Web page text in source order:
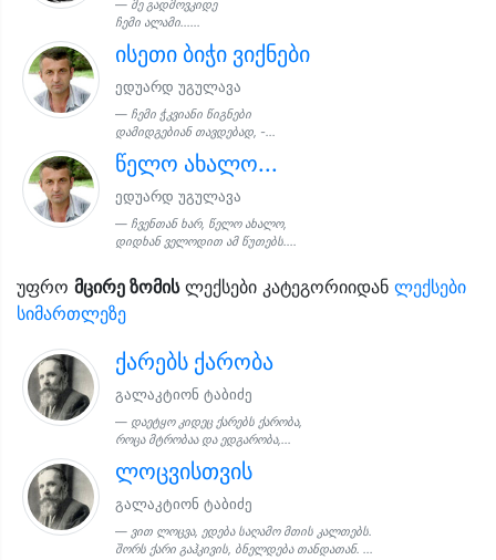
მე გადმოვკიდე
ჩემი ალამი......
ისეთი ბიჭი ვიქნები
ედუარდ უგულავა
ჩემი ჭკვიანი წიგნები
დამიდგებიან თავდებად, -...
წელო ახალო...
ედუარდ უგულავა
ჩვენთან ხარ, წელო ახალო,
დიდხან ველოდით ამ წუთებს....
უფრო მცირე ზომისლექსები კატეგორიიდან ლექსები
სიმართლეზე
ქარებს ქარობა
გალაკტიონ ტაბიძე
დაეტყო კიდეც ქარებს ქარობა,
როცა მტრობაა და ედგარობა,...
ლოცვისთვის
გალაკტიონ ტაბიძე
ვით ლოცვა, ედება საღამო მთის კალთებს.
შორს ქარი გაჰკივის, ბნელდება თანდათან. ...